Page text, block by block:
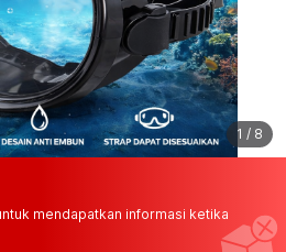
1 / 8
mendapatkan informasi ketika